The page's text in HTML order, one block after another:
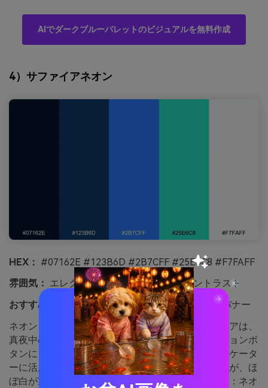
AIでダークブルーパレットのビジュアルを無料作成
4）サファイアネオン
HEX： #07162E #123B6D #2B7CFF #25E6C8 #F7FAFF
雰囲気： エレクトリック、未来的、ハイコントラスト
おすすめ用途：ゲームポスター、テックローンチバナー
ネオンミントの輝きをもつエレクトリックサファイアは、
真夜中の都市の灯りのよう。明るいブルーはアクションボ
タンに、ミントはハイライトやバッジ、進行インジケータ
ーに活用。深いベースカラーが全体を引き締めますが、ほ
ぼ白が重たくなりすぎるのを防いでくれます。コツ：ネオ